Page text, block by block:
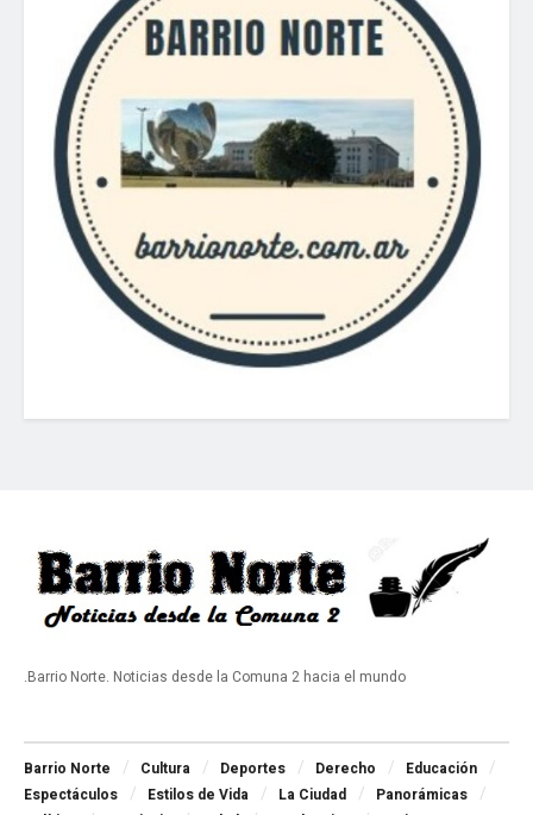
.Barrio Norte. Noticias desde la Comuna 2 hacia el mundo
Barrio Norte Cultura Deportes Derecho
Educación
Espectáculos
Estilos de Vida La Ciudad
Panorámicas